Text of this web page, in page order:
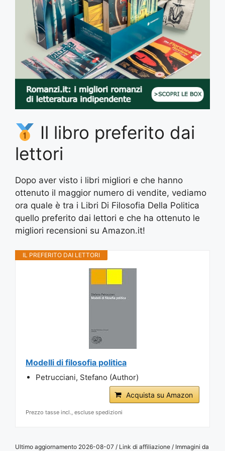
Il libro preferito dai
lettori
Dopo aver visto i libri migliori e che hanno
ottenuto il maggior numero di vendite, vediamo
ora quale è tra i Libri Di Filosofia Della Politica
quello preferito dai lettori e che ha ottenuto le
migliori recensioni su Amazon.it!
IL PREFERITO DAI LETTORI
Modelli di filosofia politica
Petrucciani, Stefano (Author)
Acquista su Amazon
Prezzo tasse incl., escluse spedizioni
Ultimo aggiornamento 2026-08-07 / Link di affiliazione / Immagini da